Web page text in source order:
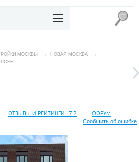
МОСКВЫ → НОВАЯ МОСКВА
→
ОТЗЫВЫ И РЕЙТИНГИ 7.2 ФОРУМ
Сообщить об ошибке